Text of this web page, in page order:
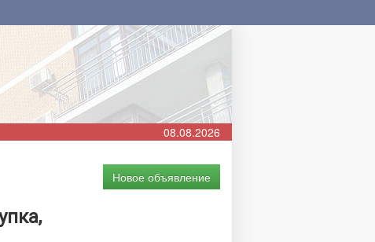
08.08.2026
Новое объявление